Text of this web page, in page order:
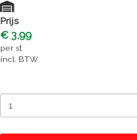
Prijs
€ 3,99
per st
incl. BTW